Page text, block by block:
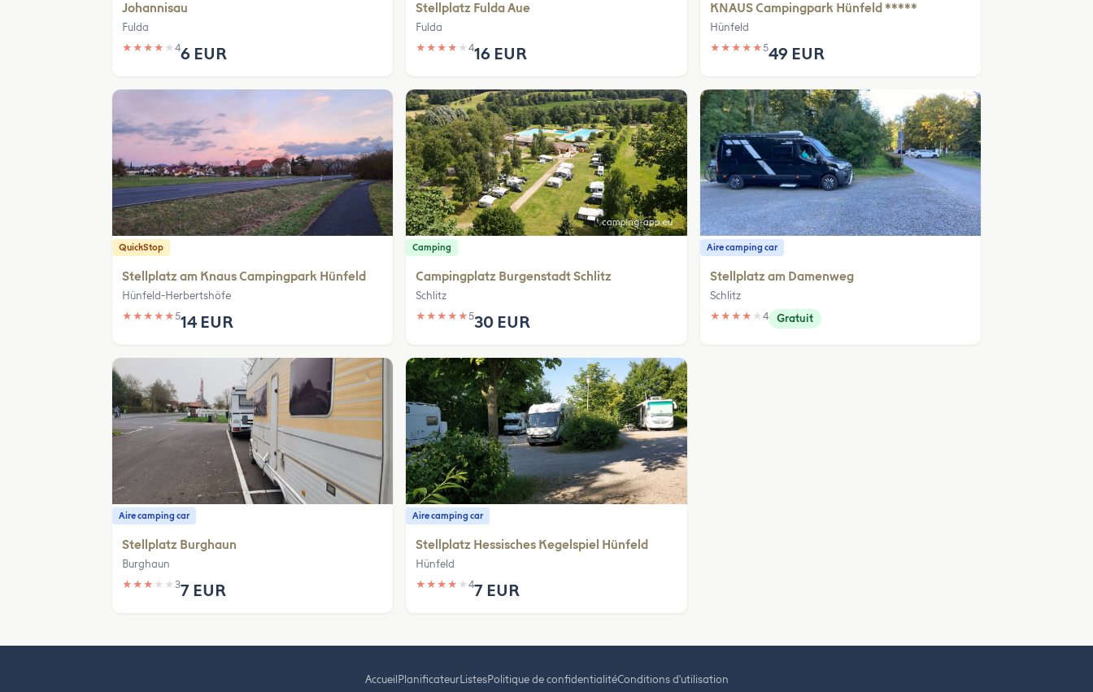
Johannisau
Fulda
★ ★ ★ ★ ★ 46 EUR
Stellplatz Fulda Aue
Fulda
★ ★ ★ ★ ★416 EUR
KNAUS Campingpark Hünfeld *****
Hünfeld
★ ★ ★ ★ ★549 EUR
QuickStop
Stellplatz am Knaus Campingpark Hünfeld
Hünfeld-Herbertshöfe
★ ★ ★ ★ ★514 EUR
Camping
Campingplatz Burgenstadt Schlitz
Schlitz
★ ★ ★ ★ ★530 EUR
Aire camping car
Stellplatz am Damenweg
Schlitz
★ ★ ★ ★ ★ 4 Gratuit
Aire camping car
Stellplatz Burghaun
Burghaun
★ ★ ★ ★ ★ 37 EUR
Aire camping car
Stellplatz Hessisches Kegelspiel Hünfeld
Hünfeld
★ ★ ★ ★ ★47 EUR
Accueil PlanificateurListesPolitique de confidentialitéConditions d'utilisation